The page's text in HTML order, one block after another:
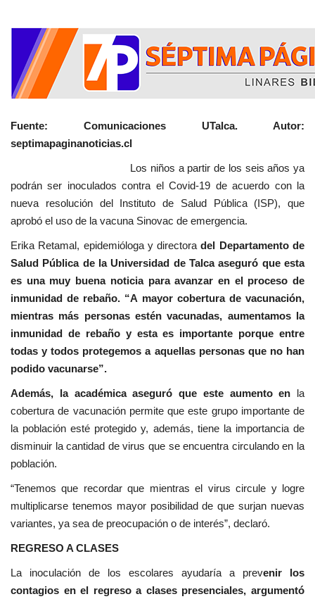
Fuente: Comunicaciones UTalca. Autor:
septimapaginanoticias.cl
Los niños a partir de los seis años ya
podrán ser inoculados contra el Covid-19 de acuerdo con la
nueva resolución del Instituto de Salud Pública (ISP), que
aprobó el uso de la vacuna Sinovac de emergencia.
Erika Retamal, epidemióloga y directora del Departamento de
Salud Pública de la Universidad de Talca aseguró que esta
es una muy buena noticia para avanzar en el proceso de
inmunidad de rebaño. “A mayor cobertura de vacunación,
mientras más personas estén vacunadas, aumentamos la
inmunidad de rebaño y esta es importante porque entre
todas y todos protegemos a aquellas personas que no han
podido vacunarse”.
Además, la académica aseguró que este aumento en la
cobertura de vacunación permite que este grupo importante de
la población esté protegido y, además, tiene la importancia de
disminuir la cantidad de virus que se encuentra circulando en la
población.
“Tenemos que recordar que mientras el virus circule y logre
multiplicarse tenemos mayor posibilidad de que surjan nuevas
variantes, ya sea de preocupación o de interés”, declaró.
REGRESO A CLASES
La inoculación de los escolares ayudaría a prevenir los
contagios en el regreso a clases presenciales, argumentó